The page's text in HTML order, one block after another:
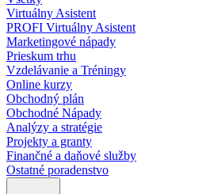
Virtuálny Asistent
PROFI Virtuálny Asistent
Marketingové nápady
Prieskum trhu
Vzdelávanie a Tréningy
Online kurzy
Obchodný plán
Obchodné Nápady
Analýzy a stratégie
Projekty a granty
Finančné a daňové služby
Ostatné poradenstvo